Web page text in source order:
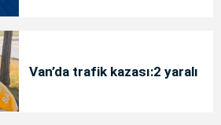
Van’da trafik kazası:2 yaralı